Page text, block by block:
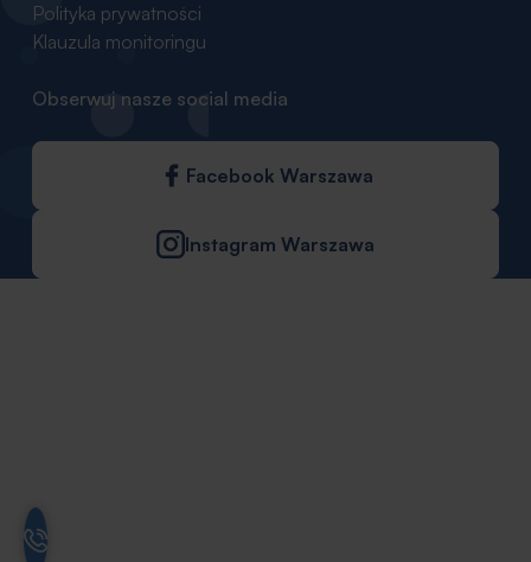
Polityka prywatności
Klauzula monitoringu
Obserwuj nasze social media
Facebook Warszawa
Instagram Warszawa